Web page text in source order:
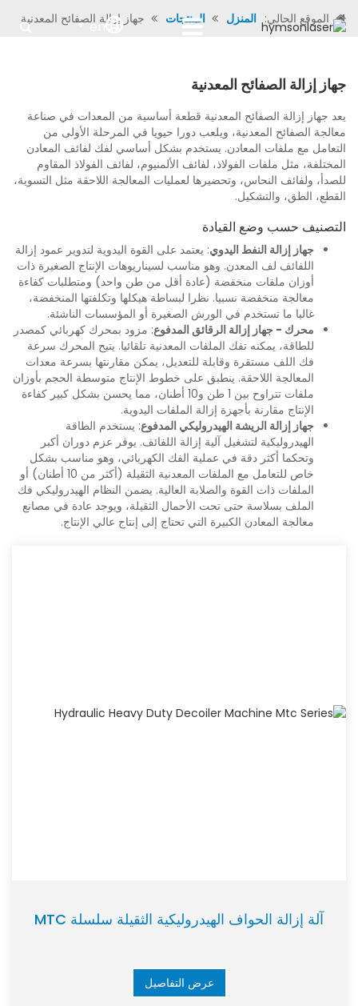
en الموقع الحالي: المنزل المنتجات جهاز إزالة الصفائح المعدنية
جهاز إزالة الصفائح المعدنية
يعد جهاز إزالة الصفائح المعدنية قطعة أساسية من المعدات في صناعة
معالجة الصفائح المعدنية، ويلعب دورا حيويا في المرحلة الأولى من
التعامل مع ملفات المعادن. يستخدم بشكل أساسي لفك لفائف المعادن
المختلفة، مثل ملفات الفولاذ، لفائف الألمنيوم، لفائف الفولاذ المقاوم
للصدأ، ولفائف النحاس، وتحضيرها لعمليات المعالجة اللاحقة مثل التسوية،
القطع، الطق، والتشكيل.
التصنيف حسب وضع القيادة
جهاز إزالة النفط اليدوي: يعتمد على القوة اليدوية لتدوير عمود إزالة
اللفائف لف المعدن. وهو مناسب لسيناريوهات الإنتاج الصغيرة ذات
أوزان ملفات منخفضة (عادة أقل من طن واحد) ومتطلبات كفاءة
معالجة منخفضة نسبيا. نظرا لبساطة هيكلها وتكلفتها المنخفضة،
غالبا ما تستخدم في الورش الصغيرة أو المؤسسات الناشئة.
محرك - جهاز إزالة الرقائق المدفوع: مزود بمحرك كهربائي كمصدر
للطاقة، يمكنه تفك الملفات المعدنية تلقائيا. يتيح المحرك سرعة
فك اللف مستقرة وقابلة للتعديل، يمكن مقارنتها بسرعة معدات
المعالجة اللاحقة. ينطبق على خطوط الإنتاج متوسطة الحجم بأوزان
ملفات تتراوح بين 1 طن و10 أطنان، مما يحسن بشكل كبير كفاءة
الإنتاج مقارنة بأجهزة إزالة الملفات اليدوية.
جهاز إزالة الريشة الهيدروليكي المدفوع: يستخدم الطاقة
الهيدروليكية لتشغيل آلية إزالة اللفائف. يوفر عزم دوران أكبر
وتحكما أكثر دقة في عملية الفك الكهربائي، وهو مناسب بشكل
خاص للتعامل مع الملفات المعدنية الثقيلة (أكثر من 10 أطنان) أو
الملفات ذات القوة والصلابة العالية. يضمن النظام الهيدروليكي فك
الملف بسلاسة حتى تحت الأحمال الثقيلة، ويوجد عادة في مصانع
معالجة المعادن الكبيرة التي تحتاج إلى إنتاج عالي الإنتاج.
آلة إزالة الحواف الهيدروليكية الثقيلة سلسلة MTC
عرض التفاصيل